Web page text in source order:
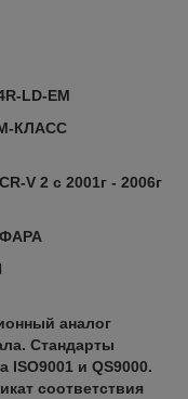
LD-EM
КЛАСС
V 2 с 2001г - 2006г
аналог
Стандарты
ISO9001 и QS9000.
соответствия